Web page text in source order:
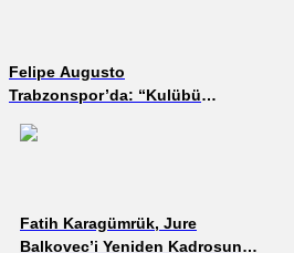
Felipe Augusto
Trabzonspor’da: “Kulübü
Biliyordum”
Fatih Karagümrük, Jure
Balkovec’i Yeniden Kadrosuna